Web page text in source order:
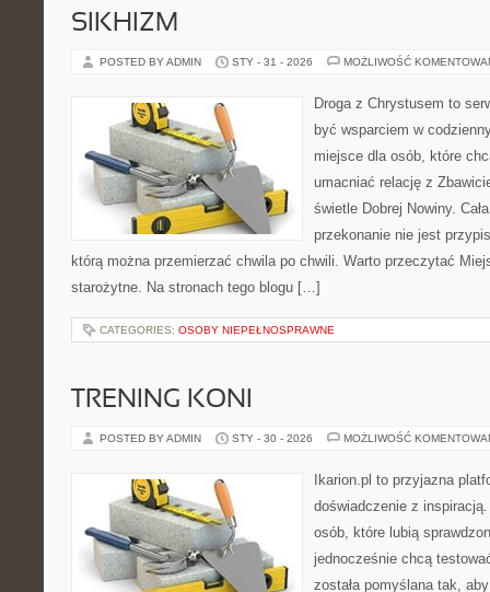
SIKHIZM
POSTED BY ADMIN STY - 31 - 2026 MOŻLIWOŚĆ
Droga z Chrystusem to
być wsparciem w
miejsce dla osób, które
umacniać relację z
świetle Dobrej Nowiny.
przekonanie nie jest
którą można przemierzać chwila po chwili. Warto przeczytać
starożytne. Na stronach tego blogu […]
CATEGORIES: OSOBY NIEPEŁNOSPRAWNE
TRENING KONI
POSTED BY ADMIN STY - 30 - 2026 MOŻLIWOŚĆ
Ikarion.pl to przyjazna
doświadczenie z
osób, które lubią
jednocześnie chcą
została pomyślana tak,